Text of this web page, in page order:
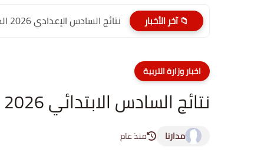
📁 آخر الأخبار نتائج السادس الإعدادي 2026 الدور الأول PDF كربلاء المقدسة| موقع...
اخبار وزارة التربية
نتائج السادس الابتدائي 2026 - ديالى
مدارنا منذ عام